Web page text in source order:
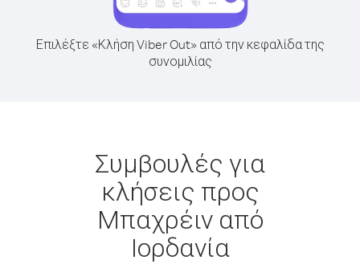
Επιλέξτε «Κλήση Viber Out» από την κεφαλίδα της
συνομιλίας
Συμβουλές για
κλήσεις προς
Μπαχρέιν από
Ιορδανία